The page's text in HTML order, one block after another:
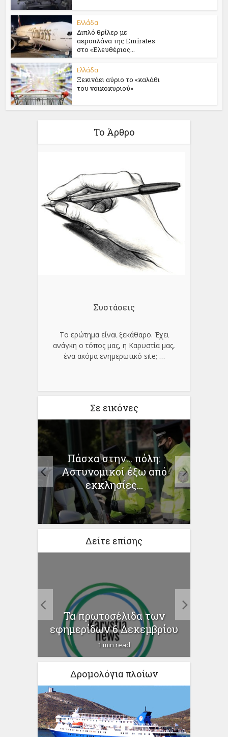
Ελλάδα
Διπλό θρίλερ με
αεροπλάνα της Emirates
στο «Ελευθέριος...
Ελλάδα
Ξεκινάει αύριο το «καλάθι
του νοικοκυριού»
Το Άρθρο
Συστάσεις
Το ερώτημα είναι ξεκάθαρο. Έχει
ανάγκη ο τόπος μας, η Καρυστία μας,
ένα ακόμα ενημερωτικό site; …
Σε εικόνες
Πάσχα στην… πόλη:
Αστυνομικοί έξω από
εκκλησίες...
Δείτε επίσης
Τα πρωτοσέλιδα των
εφημερίδων 6 Δεκεμβρίου
1 min read
Δρομολόγια πλοίων